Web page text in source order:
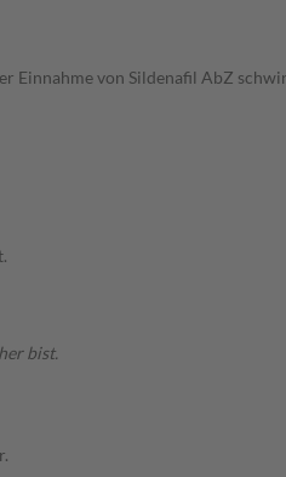
Einnahme von Sildenafil AbZ
bist.